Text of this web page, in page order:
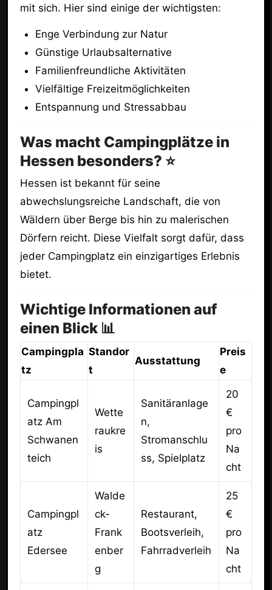
mit sich. Hier sind einige der wichtigsten:
Enge Verbindung zur Natur
Günstige Urlaubsalternative
Familienfreundliche Aktivitäten
Vielfältige Freizeitmöglichkeiten
Entspannung und Stressabbau
Was macht Campingplätze in
Hessen besonders? ⭐
Hessen ist bekannt für seine
abwechslungsreiche Landschaft, die von
Wäldern über Berge bis hin zu malerischen
Dörfern reicht. Diese Vielfalt sorgt dafür, dass
jeder Campingplatz ein einzigartiges Erlebnis
bietet.
Wichtige Informationen auf
einen Blick 📊
Campingpla
tz
Standor
t
Ausstattung
Preis
e
Campingpl
atz Am
Schwanen
teich
Wette
raukre
is
Sanitäranlage
n,
Stromanschlu
ss, Spielplatz
20
€
pro
Na
cht
Campingpl
atz
Edersee
Walde
ck-
Frank
enber
g
Restaurant,
Bootsverleih,
Fahrradverleih
25
€
pro
Na
cht